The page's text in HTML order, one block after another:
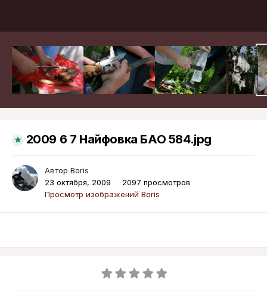
2009 6 7 Найфовка БАО 584.jpg
Автор Boris
23 октября, 2009
2097 просмотров
Просмотр изображений Boris